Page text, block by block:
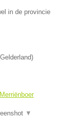
in de provincie
Gelderland)
▼